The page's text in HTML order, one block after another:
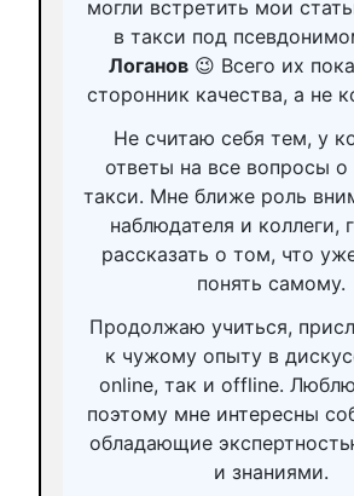
могли встретить мои
в такси под
Логанов 😉 Всего их
сторонник качества, а не
Не считаю себя тем, у
ответы на все вопросы о
такси. Мне ближе роль
наблюдателя и коллеги,
рассказать о том, что
понять самому.
Продолжаю учиться,
к чужому опыту в
online, так и offline.
поэтому мне интересны
обладающие
и знаниями.